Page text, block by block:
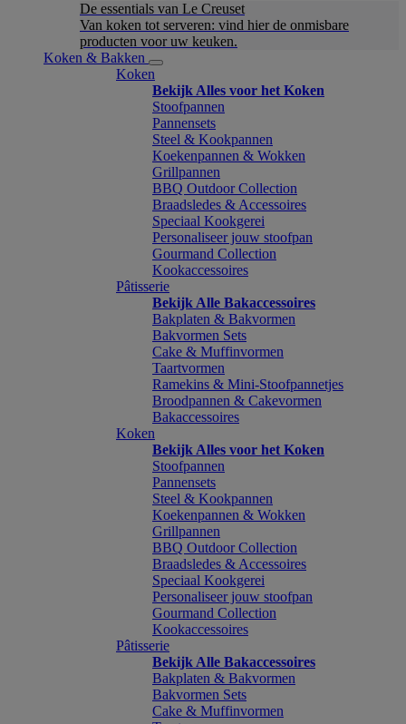
De essentials van Le Creuset
Van koken tot serveren: vind hier de onmisbare
producten voor uw keuken.
Koken & Bakken
Koken
Bekijk Alles voor het Koken
Stoofpannen
Pannensets
Steel & Kookpannen
Koekenpannen & Wokken
Grillpannen
BBQ Outdoor Collection
Braadsledes & Accessoires
Speciaal Kookgerei
Personaliseer jouw stoofpan
Gourmand Collection
Kookaccessoires
Pâtisserie
Bekijk Alle Bakaccessoires
Bakplaten & Bakvormen
Bakvormen Sets
Cake & Muffinvormen
Taartvormen
Ramekins & Mini-Stoofpannetjes
Broodpannen & Cakevormen
Bakaccessoires
Koken
Bekijk Alles voor het Koken
Stoofpannen
Pannensets
Steel & Kookpannen
Koekenpannen & Wokken
Grillpannen
BBQ Outdoor Collection
Braadsledes & Accessoires
Speciaal Kookgerei
Personaliseer jouw stoofpan
Gourmand Collection
Kookaccessoires
Pâtisserie
Bekijk Alle Bakaccessoires
Bakplaten & Bakvormen
Bakvormen Sets
Cake & Muffinvormen